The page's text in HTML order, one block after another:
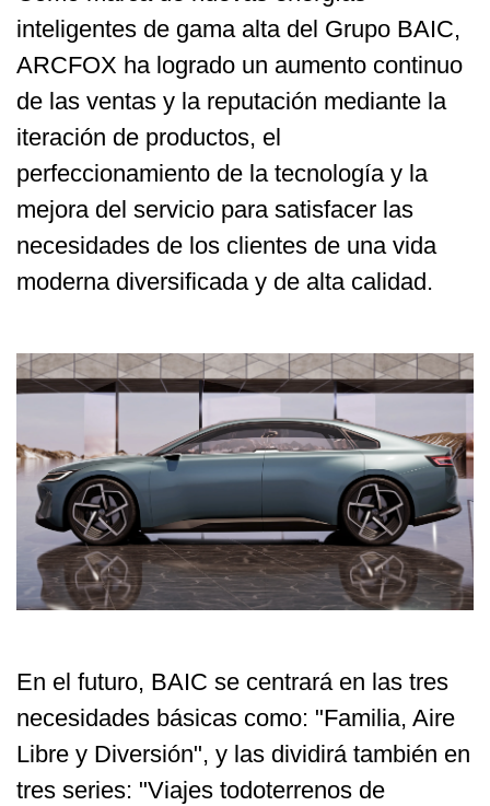
inteligentes de gama alta del Grupo BAIC,
ARCFOX ha logrado un aumento continuo
de las ventas y la reputación mediante la
iteración de productos, el
perfeccionamiento de la tecnología y la
mejora del servicio para satisfacer las
necesidades de los clientes de una vida
moderna diversificada y de alta calidad.
En el futuro, BAIC se centrará en las tres
necesidades básicas como: "Familia, Aire
Libre y Diversión", y las dividirá también en
tres series: "Viajes todoterrenos de